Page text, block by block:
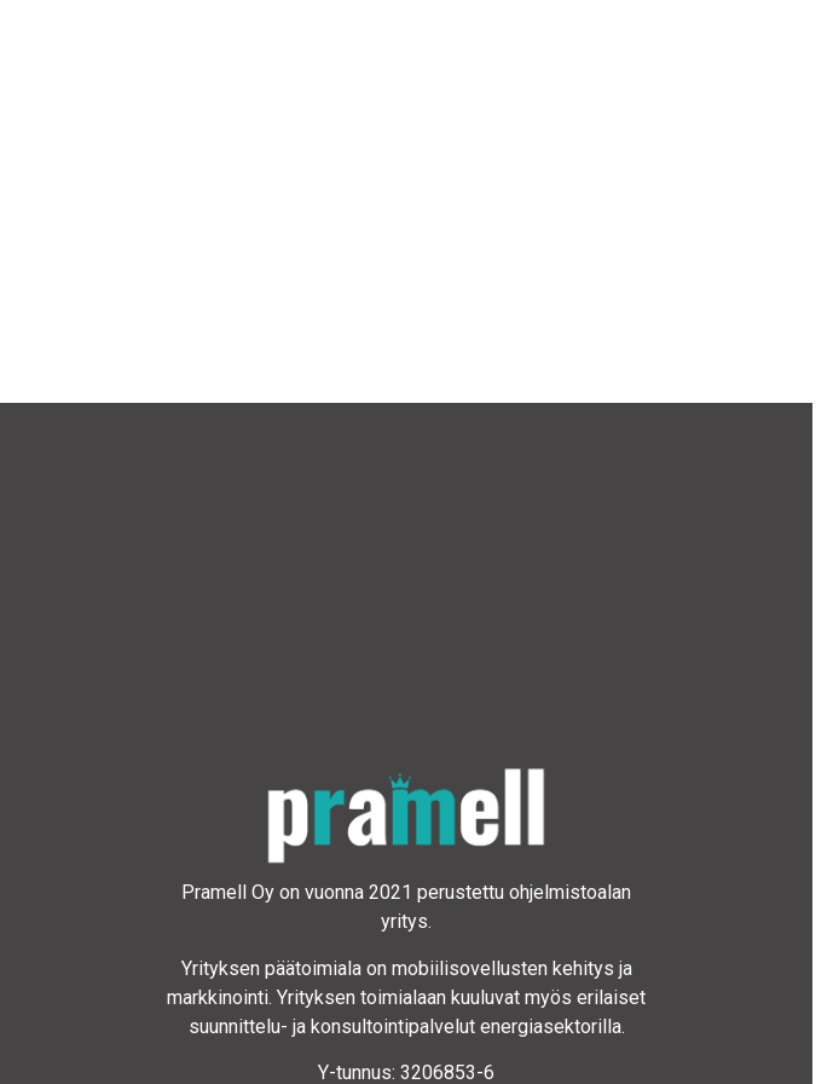
Pramell Oy on vuonna 2021 perustettu ohjelmistoalan
yritys.
Yrityksen päätoimiala on mobiilisovellusten kehitys ja
markkinointi. Yrityksen toimialaan kuuluvat myös erilaiset
suunnittelu- ja konsultointipalvelut energiasektorilla.
Y-tunnus: 3206853-6